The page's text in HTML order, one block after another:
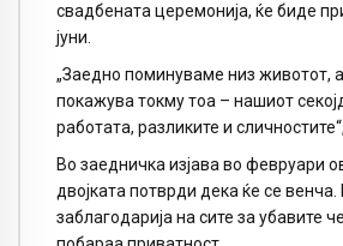
свадбената церемонија, ќе биде
јуни.
„Заедно поминуваме низ животот, а
покажува токму тоа – нашиот
работата, разликите и
Во заедничка изјава во февруари
двојката потврди дека ќе се венча.
заблагодарија на сите за убавите